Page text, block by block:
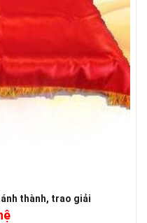
thành, trao giải